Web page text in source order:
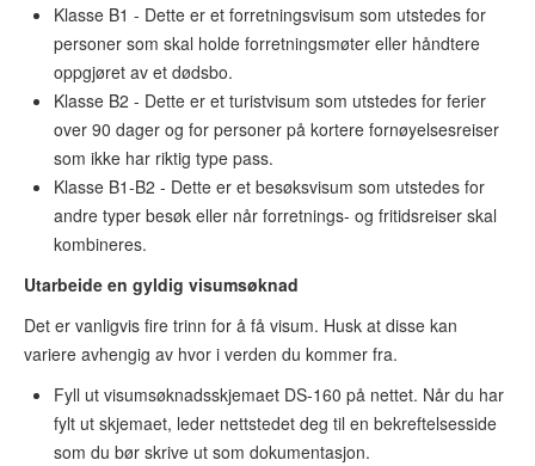
Klasse B1 - Dette er et forretningsvisum som utstedes for
personer som skal holde forretningsmøter eller håndtere
oppgjøret av et dødsbo.
Klasse B2 - Dette er et turistvisum som utstedes for ferier
over 90 dager og for personer på kortere fornøyelsesreiser
som ikke har riktig type pass.
Klasse B1-B2 - Dette er et besøksvisum som utstedes for
andre typer besøk eller når forretnings- og fritidsreiser skal
kombineres.
Utarbeide en gyldig visumsøknad
Det er vanligvis fire trinn for å få visum. Husk at disse kan
variere avhengig av hvor i verden du kommer fra.
Fyll ut visumsøknadsskjemaet DS-160 på nettet. Når du har
fylt ut skjemaet, leder nettstedet deg til en bekreftelsesside
som du bør skrive ut som dokumentasjon.